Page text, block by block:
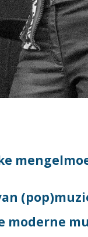
moderne